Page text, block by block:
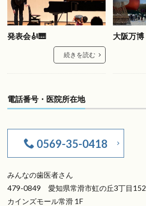
発表会🎻🎹
続きを読む
大阪万博
電話番号・医院所在地
0569-35-0418
みんなの歯医者さん
479-0849 愛知県常滑市虹の丘3丁目152
カインズモール常滑 1F